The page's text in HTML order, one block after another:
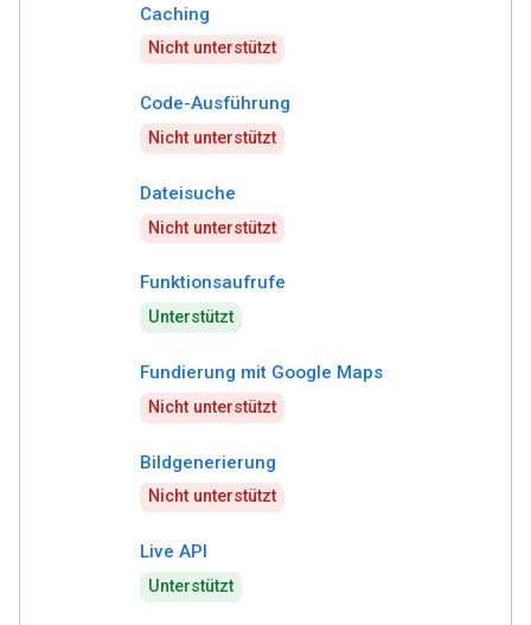
Caching
Nicht unterstützt
Code-Ausführung
Nicht unterstützt
Dateisuche
Nicht unterstützt
Funktionsaufrufe
Unterstützt
Fundierung mit Google Maps
Nicht unterstützt
Bildgenerierung
Nicht unterstützt
Live API
Unterstützt